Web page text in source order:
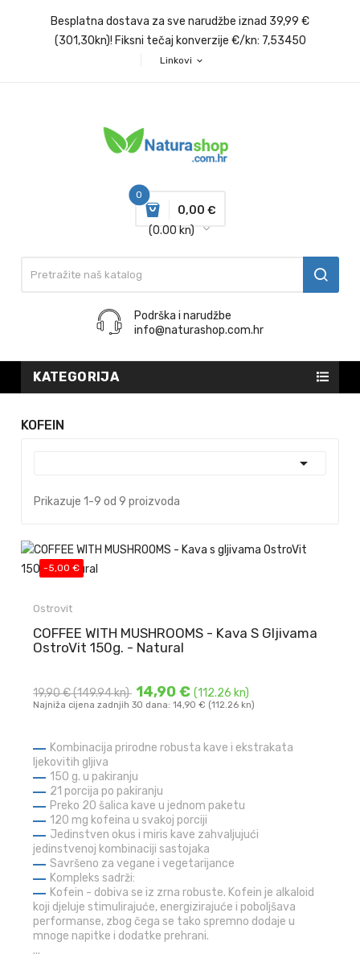
Besplatna dostava za sve narudžbe iznad 39,99 €
(301,30kn)! Fiksni tečaj konverzije €/kn: 7,53450
Linkovi expand_more
0
0,00 €
(0.00 kn)
Podrška i narudžbe
info@naturashop.com.hr
KATEGORIJA
KOFEIN

Prikazuje 1-9 od 9 proizvoda
-5,00 €
Ostrovit
COFFEE WITH MUSHROOMS - Kava S Gljivama
OstroVit 150g. - Natural
19,90 €(149.94 kn) 14,90 €(112.26 kn)
Najniža cijena zadnjih 30 dana: 14,90 € (112.26 kn)
Kombinacija prirodne robusta kave i ekstrakata
ljekovitih gljiva
150 g. u pakiranju
21 porcija po pakiranju
Preko 20 šalica kave u jednom paketu
120 mg kofeina u svakoj porciji
Jedinstven okus i miris kave zahvaljujući
jedinstvenoj kombinaciji sastojaka
Savršeno za vegane i vegetarijance
Kompleks sadrži:
Kofein - dobiva se iz zrna robuste. Kofein je alkaloid
koji djeluje stimulirajuće, energizirajuće i poboljšava
performanse, zbog čega se tako spremno dodaje u
mnoge napitke i dodatke prehrani.
...